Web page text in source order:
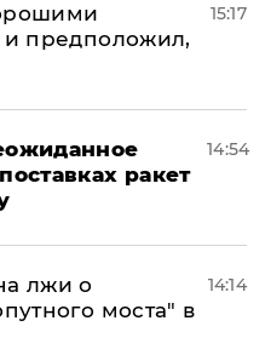
и предположил,
15:17
ракет
14:54
лжи о
моста" в
14:14